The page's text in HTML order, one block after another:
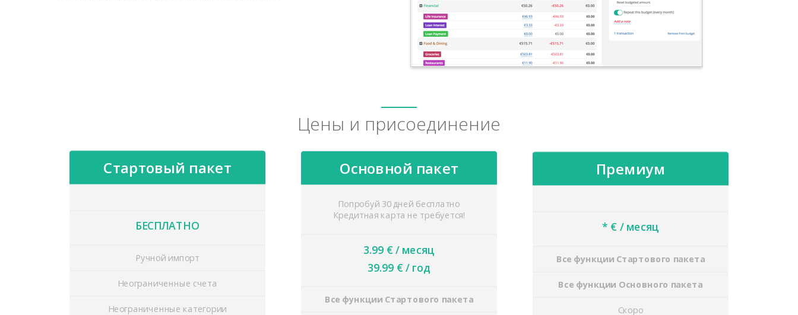
Цены и присоединение
Стартовый пакет
БЕСПЛАТНО
Ручной импорт
Неограниченные счета
Неограниченные категории
Основной пакет
Попробуй 30 дней бесплатно
Кредитная карта не требуется!
3.99 € / месяц
39.99 € / год
Все функции Стартового пакета
Премиум
* € / месяц
Все функции Стартового пакета
Все функции Основного пакета
Скоро